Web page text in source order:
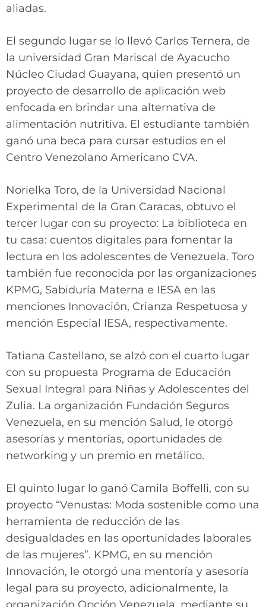
aliadas.
El segundo lugar se lo llevó Carlos Ternera, de
la universidad Gran Mariscal de Ayacucho
Núcleo Ciudad Guayana, quien presentó un
proyecto de desarrollo de aplicación web
enfocada en brindar una alternativa de
alimentación nutritiva. El estudiante también
ganó una beca para cursar estudios en el
Centro Venezolano Americano CVA.
Norielka Toro, de la Universidad Nacional
Experimental de la Gran Caracas, obtuvo el
tercer lugar con su proyecto: La biblioteca en
tu casa: cuentos digitales para fomentar la
lectura en los adolescentes de Venezuela. Toro
también fue reconocida por las organizaciones
KPMG, Sabiduría Materna e IESA en las
menciones Innovación, Crianza Respetuosa y
mención Especial IESA, respectivamente.
Tatiana Castellano, se alzó con el cuarto lugar
con su propuesta Programa de Educación
Sexual Integral para Niñas y Adolescentes del
Zulia. La organización Fundación Seguros
Venezuela, en su mención Salud, le otorgó
asesorías y mentorías, oportunidades de
networking y un premio en metálico.
El quinto lugar lo ganó Camila Boffelli, con su
proyecto “Venustas: Moda sostenible como una
herramienta de reducción de las
desigualdades en las oportunidades laborales
de las mujeres”. KPMG, en su mención
Innovación, le otorgó una mentoría y asesoría
legal para su proyecto, adicionalmente, la